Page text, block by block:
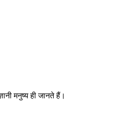
मनुष्य ही जानते हैं।